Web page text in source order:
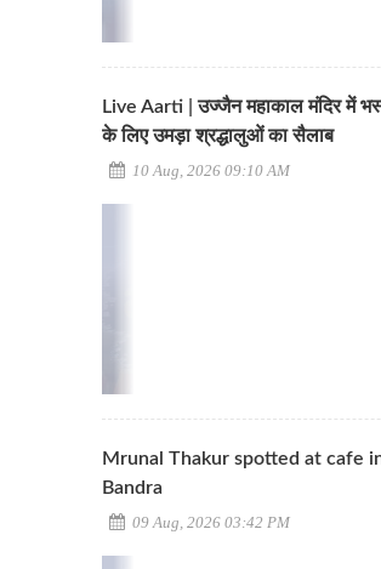
Live Aarti | उज्जैन महाकाल मंदिर में
के लिए उमड़ा श्रद्धालुओं का सैलाब
10 Aug, 2026 09:10 AM
Mrunal Thakur spotted at cafe
Bandra
09 Aug, 2026 03:42 PM